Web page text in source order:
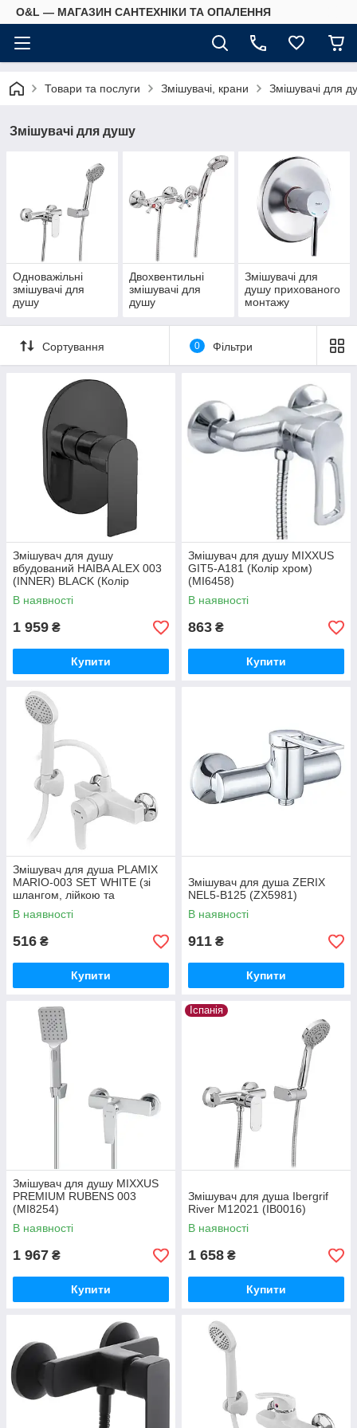
O&L — МАГАЗИН САНТЕХНІКИ ТА ОПАЛЕННЯ
Товари та послуги Змішувачі, крани Змішувачі для
Змішувачі для душу
Одноважільні
змішувачі для
душу
Двохвентильні
змішувачі для
душу
Змішувачі для
душу прихованого
монтажу
Сортування 0 Фільтри
Змішувач для душу
вбудований HAIBA ALEX 003
(INNER) BLACK (Колір
чорний) (HB3943)
В наявності
1 959 ₴
Купити
Змішувач для душу MIXXUS
GIT5-A181 (Колір хром)
(MI6458)
В наявності
863 ₴
Купити
Змішувач для душа PLAMIX
MARIO-003 SET WHITE (зі
шлангом, лійкою та
кронштейном) (Колір білий)
(MX1894)
В наявності
516 ₴
Купити
Змішувач для душа ZERIX
NEL5-B125 (ZX5981)
В наявності
911 ₴
Купити
Змішувач для душу MIXXUS
PREMIUM RUBENS 003
(MI8254)
В наявності
1 967 ₴
Купити
Іспанія
Змішувач для душа Ibergrif
River M12021 (IB0016)
В наявності
1 658 ₴
Купити